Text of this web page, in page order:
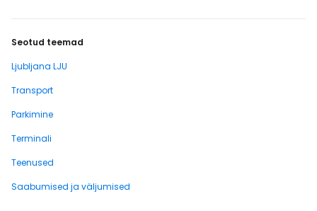
Seotud teemad
Ljubljana LJU
Transport
Parkimine
Terminali
Teenused
Saabumised ja väljumised